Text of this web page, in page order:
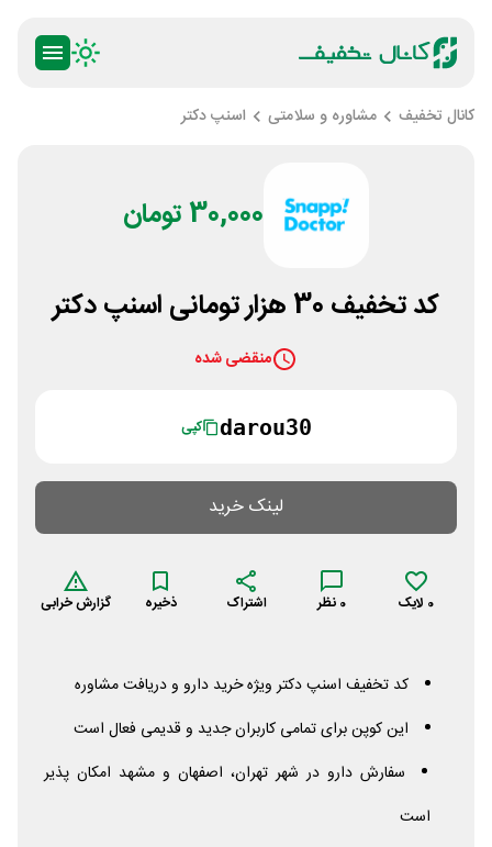
کانال تخفیف مشاوره و سلامتی اسنپ دکتر
30,000 تومان
کد تخفیف 30 هزار تومانی اسنپ دکتر
منقضی شده
darou30 کپی
لینک خرید
0 لایک 0 نظر اشتراک ذخیره گزارش خرابی
کد تخفیف اسنپ دکتر ویژه خرید دارو و دریافت مشاوره
این کوپن برای تمامی کاربران جدید و قدیمی فعال است
سفارش دارو در شهر تهران، اصفهان و مشهد امکان پذیر
است